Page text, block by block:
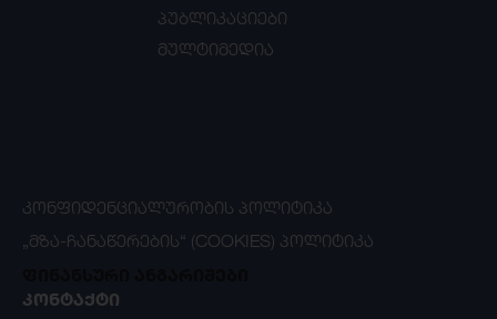
პუბლიკაციები
მულტიმედია
ᲙᲝᲜᲤᲘᲓᲔᲜᲪᲘᲐᲚᲣᲠᲝᲑᲘᲡ ᲞᲝᲚᲘᲢᲘᲙᲐ
„ᲛᲖᲐ-ᲩᲐᲜᲐᲬᲔᲠᲔᲑᲘᲡ“ (COOKIES) ᲞᲝᲚᲘᲢᲘᲙᲐ
ᲙᲝᲜᲢᲐᲥᲢᲘ